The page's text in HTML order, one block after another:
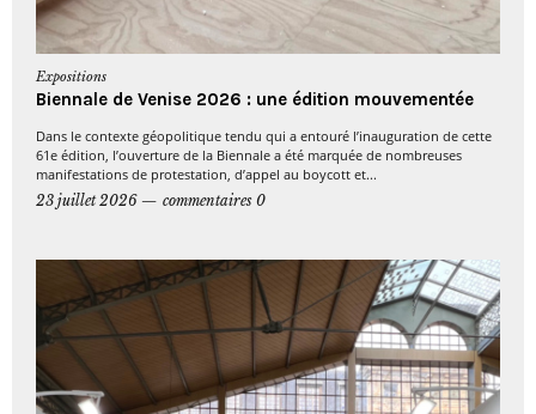
Expositions
Biennale de Venise 2026 : une édition mouvementée
Dans le contexte géopolitique tendu qui a entouré l’inauguration de cette
61e édition, l’ouverture de la Biennale a été marquée de nombreuses
manifestations de protestation, d’appel au boycott et...
23 juillet 2026
commentaires 0